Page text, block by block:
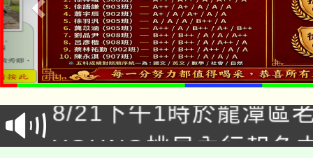
「本色祭」8/29、30在
場熱烈登場!
8/21下午1時於龍潭區
徵才活動。
YOUNG桃局內行報名